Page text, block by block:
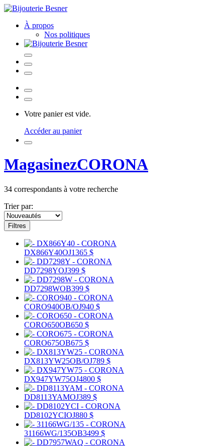
À propos
Nos politiques
Votre panier est vide.
Accéder au panier
MagasinezCORONA
34 correspondants à votre recherche
Trier par:
Filtres
DX866Y40OJ1365 $
DD7298YOJ399 $
DD7298WOB399 $
CORO940OB/OJ940 $
CORO650OB650 $
CORO675OB675 $
DX813YW25OB/OJ789 $
DX947YW75OJ4800 $
DD8113YAMOJ389 $
DD8102YCIOJ880 $
31166WG/135OB3499 $